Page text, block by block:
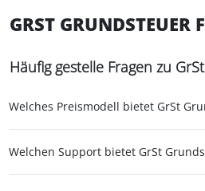
GRST GRUNDSTEUER
Häufig gestelle Fragen zu
Welches Preismodell bietet GrSt
Welchen Support bietet GrSt